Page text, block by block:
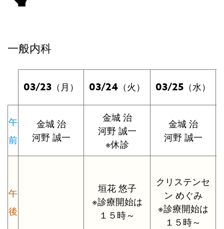
一般内科
03/23 （月） 03/24 （火） 03/25 （水）
午
前
金城 治
河野 誠一
金城 治
河野 誠一
※休診
金城 治
河野 誠一
午
後
垣花 悠子
※診療開始は
１５時～
クリステンセ
ン めぐみ
※診療開始は
１５時～